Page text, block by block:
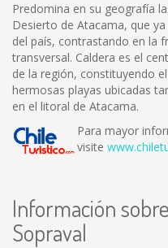
Predomina en su geografía
Desierto de Atacama, que
del país, contrastando en la
transversal. Caldera es el
de la región, constituyendo
hermosas playas ubicadas
en el litoral de Atacama.
Para mayor
visite
Información
Sopraval